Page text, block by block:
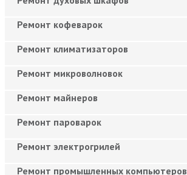
Ремонт кофеварок
Ремонт климатизаторов
Ремонт микроволновок
Ремонт майнеров
Ремонт пароварок
Ремонт электрогрилей
Ремонт промышленных компьютеров